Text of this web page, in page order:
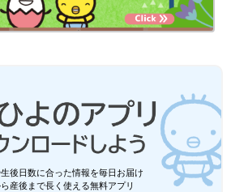
後日数に合った情報を毎日お届け
産後まで長く使える無料アプリ